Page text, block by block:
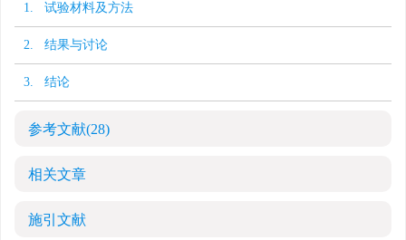
1. 试验材料及方法
2. 结果与讨论
3. 结论
参考文献(28)
相关文章
施引文献